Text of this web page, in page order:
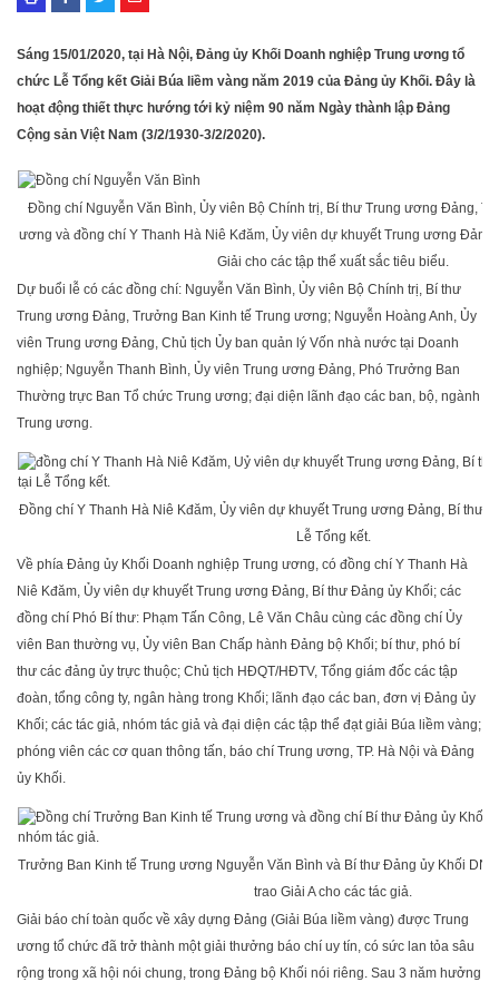
Sáng 15/01/2020, tại Hà Nội, Đảng ủy Khối Doanh nghiệp Trung ương tổ
chức Lễ Tổng kết Giải Búa liềm vàng năm 2019 của Đảng ủy Khối. Đây là
hoạt động thiết thực hướng tới kỷ niệm 90 năm Ngày thành lập Đảng
Cộng sản Việt Nam (3/2/1930-3/2/2020).
Đồng chí Nguyễn Văn Bình, Ủy viên Bộ Chính trị, Bí thư Trung ương Đảng,
ương và đồng chí Y Thanh Hà Niê Kđăm, Ủy viên dự khuyết Trung ương
Giải cho các tập thể xuất sắc tiêu biểu.
Dự buổi lễ có các đồng chí: Nguyễn Văn Bình, Ủy viên Bộ Chính trị, Bí thư
Trung ương Đảng, Trưởng Ban Kinh tế Trung ương; Nguyễn Hoàng Anh, Ủy
viên Trung ương Đảng, Chủ tịch Ủy ban quản lý Vốn nhà nước tại Doanh
nghiệp; Nguyễn Thanh Bình, Ủy viên Trung ương Đảng, Phó Trưởng Ban
Thường trực Ban Tổ chức Trung ương; đại diện lãnh đạo các ban, bộ, ngành
Trung ương.
Đồng chí Y Thanh Hà Niê Kđăm, Ủy viên dự khuyết Trung ương Đảng, Bí thư
Lễ Tổng kết.
Về phía Đảng ủy Khối Doanh nghiệp Trung ương, có đồng chí Y Thanh Hà
Niê Kđăm, Ủy viên dự khuyết Trung ương Đảng, Bí thư Đảng ủy Khối; các
đồng chí Phó Bí thư: Phạm Tấn Công, Lê Văn Châu cùng các đồng chí Ủy
viên Ban thường vụ, Ủy viên Ban Chấp hành Đảng bộ Khối; bí thư, phó bí
thư các đảng ủy trực thuộc; Chủ tịch HĐQT/HĐTV, Tổng giám đốc các tập
đoàn, tổng công ty, ngân hàng trong Khối; lãnh đạo các ban, đơn vị Đảng ủy
Khối; các tác giả, nhóm tác giả và đại diện các tập thể đạt giải Búa liềm vàng;
phóng viên các cơ quan thông tấn, báo chí Trung ương, TP. Hà Nội và Đảng
ủy Khối.
Trưởng Ban Kinh tế Trung ương Nguyễn Văn Bình và Bí thư Đảng ủy Khối
trao Giải A cho các tác giả.
Giải báo chí toàn quốc về xây dựng Đảng (Giải Búa liềm vàng) được Trung
ương tổ chức đã trở thành một giải thưởng báo chí uy tín, có sức lan tỏa sâu
rộng trong xã hội nói chung, trong Đảng bộ Khối nói riêng. Sau 3 năm hưởng